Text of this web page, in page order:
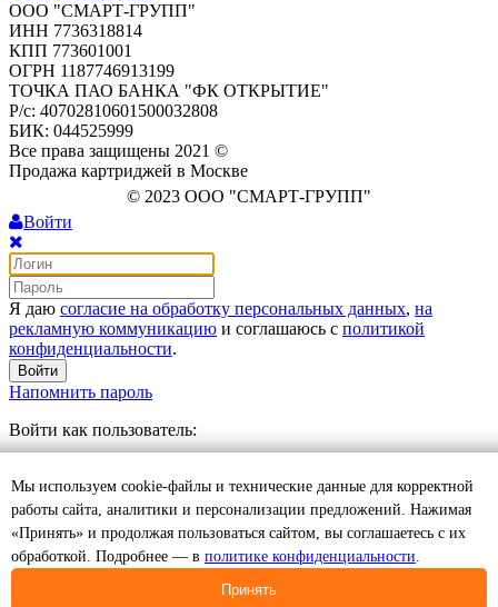
ООО "СМАРТ-ГРУПП"
ИНН 7736318814
КПП 773601001
ОГРН 1187746913199
ТОЧКА ПАО БАНКА "ФК ОТКРЫТИЕ"
Р/с: 40702810601500032808
БИК: 044525999
Все права защищены 2021 ©
Продажа картриджей в Москве
© 2023 ООО "СМАРТ-ГРУПП"
Войти
Я даю согласие на обработку персональных данных, на
рекламную коммуникацию и соглашаюсь с политикой
конфиденциальности.
Войти
Напомнить пароль
Войти как пользователь:
Отложенные 0
Моя корзина 0 0 руб.
Оформить
Товар добавлен в корзину
Мы используем cookie-файлы и технические данные для корректной
работы сайта, аналитики и персонализации предложений. Нажимая
«Принять» и продолжая пользоваться сайтом, вы соглашаетесь с их
обработкой. Подробнее — в политике конфиденциальности.
Принять